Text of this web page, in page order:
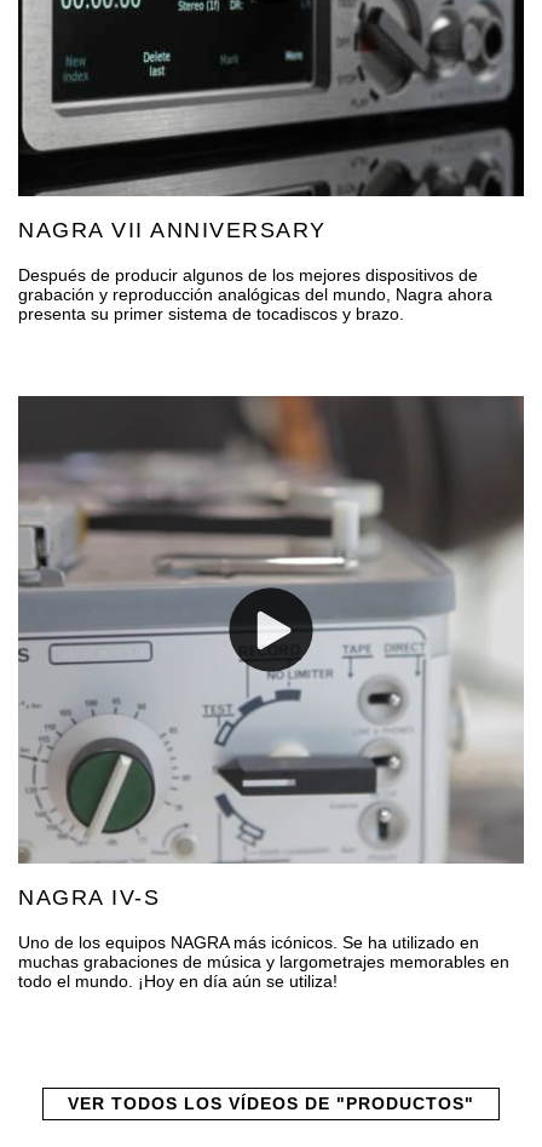
NAGRA VII ANNIVERSARY
Después de producir algunos de los mejores dispositivos de
grabación y reproducción analógicas del mundo, Nagra ahora
presenta su primer sistema de tocadiscos y brazo.
NAGRA IV-S
Uno de los equipos NAGRA más icónicos. Se ha utilizado en
muchas grabaciones de música y largometrajes memorables en
todo el mundo. ¡Hoy en día aún se utiliza!
VER TODOS LOS VÍDEOS DE "PRODUCTOS"